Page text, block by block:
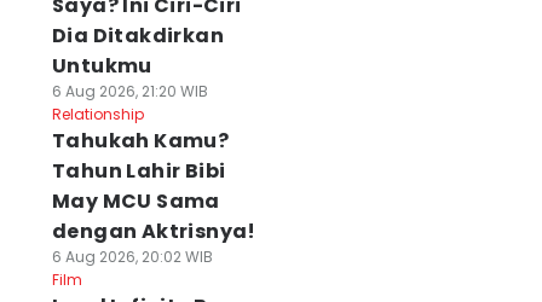
Dia Ditakdirkan
Untukmu
6 Aug 2026, 21:20 WIB
Relationship
Tahukah Kamu?
Tahun Lahir Bibi
May MCU Sama
dengan Aktrisnya!
6 Aug 2026, 20:02 WIB
Film